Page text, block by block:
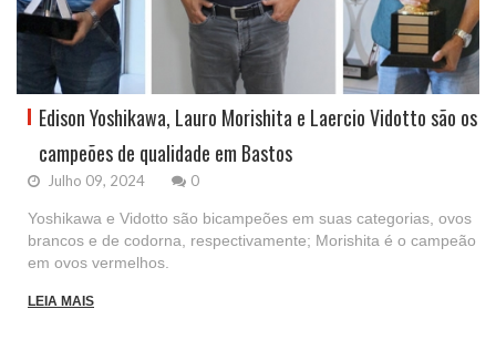
Edison Yoshikawa, Lauro Morishita e Laercio Vidotto são os
campeões de qualidade em Bastos
Julho 09, 2024 0
Yoshikawa e Vidotto são bicampeões em suas categorias, ovos
brancos e de codorna, respectivamente; Morishita é o campeão
em ovos vermelhos.
LEIA MAIS